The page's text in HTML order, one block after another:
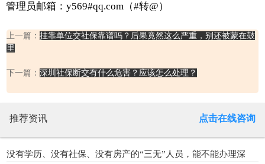
管理员邮箱：y569#qq.com（#转@）
上一篇： 挂靠单位交社保靠谱吗？后果竟然这么严重，别还被蒙在鼓
里
下一篇： 深圳社保断交有什么危害？应该怎么处理？
推荐资讯 点击在线咨询
没有学历、没有社保、没有房产的“三无”人员，能不能办理深